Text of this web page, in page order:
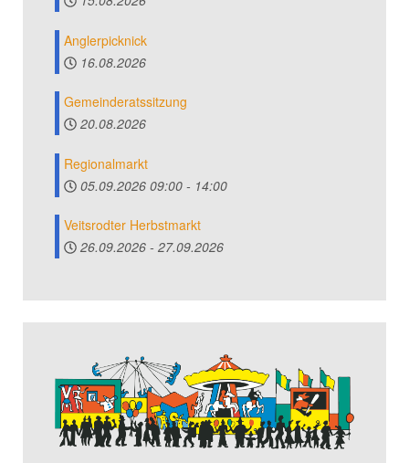
Anglerpicknick
16.08.2026
Gemeinderatssitzung
20.08.2026
Regionalmarkt
05.09.2026 09:00 - 14:00
Veitsrodter Herbstmarkt
26.09.2026 - 27.09.2026